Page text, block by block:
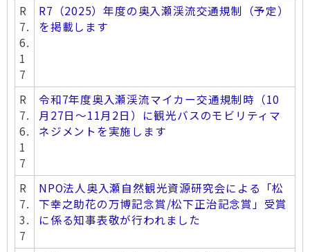
R
7.
6.
1
7
R7（2025）年度の奥入瀬渓流交通規制（予定）
を掲載します
R
7.
6.
1
7
令和7年度奥入瀬渓流マイカー交通規制時（10
月27日～11月2日）に観光バスのモビリティマ
ネジメントを実施します
R
7.
3.
7
NPO法人奥入瀬自然観光資源研究会による「松
下幸之助花の万博記念賞/松下正治記念賞」受賞
に係る知事表敬が行われました